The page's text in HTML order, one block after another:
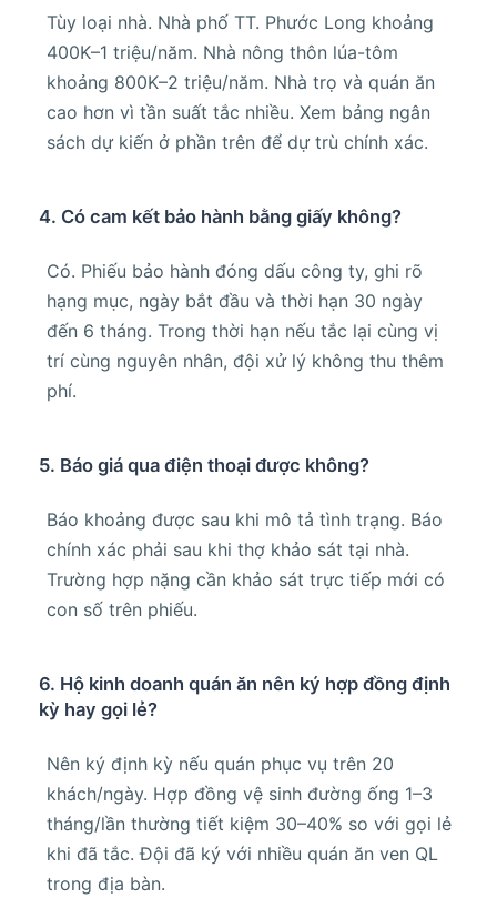
Tùy loại nhà. Nhà phố TT. Phước Long khoảng
400K–1 triệu/năm. Nhà nông thôn lúa-tôm
khoảng 800K–2 triệu/năm. Nhà trọ và quán ăn
cao hơn vì tần suất tắc nhiều. Xem bảng ngân
sách dự kiến ở phần trên để dự trù chính xác.
4. Có cam kết bảo hành bằng giấy không?
Có. Phiếu bảo hành đóng dấu công ty, ghi rõ
hạng mục, ngày bắt đầu và thời hạn 30 ngày
đến 6 tháng. Trong thời hạn nếu tắc lại cùng vị
trí cùng nguyên nhân, đội xử lý không thu thêm
phí.
5. Báo giá qua điện thoại được không?
Báo khoảng được sau khi mô tả tình trạng. Báo
chính xác phải sau khi thợ khảo sát tại nhà.
Trường hợp nặng cần khảo sát trực tiếp mới có
con số trên phiếu.
6. Hộ kinh doanh quán ăn nên ký hợp đồng định
kỳ hay gọi lẻ?
Nên ký định kỳ nếu quán phục vụ trên 20
khách/ngày. Hợp đồng vệ sinh đường ống 1–3
tháng/lần thường tiết kiệm 30–40% so với gọi lẻ
khi đã tắc. Đội đã ký với nhiều quán ăn ven QL
trong địa bàn.